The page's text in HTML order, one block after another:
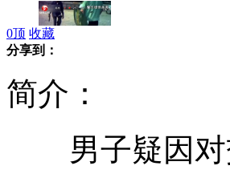
私家车车身贴广告遭罚引争议
0顶 收藏
分享到：
简介：
男子疑因对